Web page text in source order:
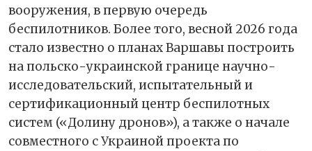
вооружения, в первую очередь
беспилотников. Более того, весной 2026 года
стало известно о планах Варшавы построить
на польско-украинской границе научно-
исследовательский, испытательный и
сертификационный центр беспилотных
систем («Долину дронов»), а также о начале
совместного с Украиной проекта по